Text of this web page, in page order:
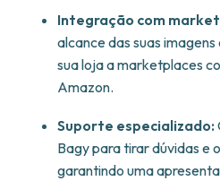
Integração com
alcance das suas
sua loja a marketplaces
Amazon.
Suporte especializado:
Bagy para tirar dúvidas e
garantindo uma